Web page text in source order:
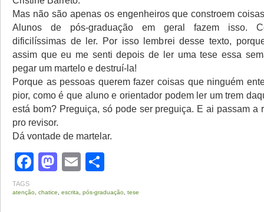
Mas não são apenas os engenheiros que constroem
Alunos de pós-graduação em geral fazem isso.
dificilíssimas de ler. Por isso lembrei desse texto,
assim que eu me senti depois de ler uma tese essa
pegar um martelo e destruí-la!
Porque as pessoas querem fazer coisas que ninguém
pior, como é que aluno e orientador podem ler um trem
está bom? Preguiça, só pode ser preguiça. E ai passam a
pro revisor.
Dá vontade de martelar.
Facebook
Mastodon
Email
TAGS
atenção chatice escrita pós-graduação tese